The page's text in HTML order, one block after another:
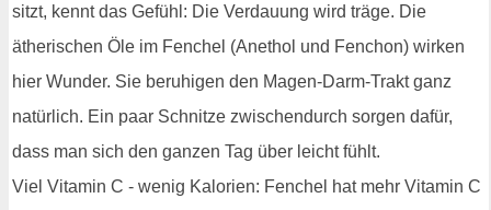
sitzt, kennt das Gefühl: Die Verdauung wird träge. Die
ätherischen Öle im Fenchel (Anethol und Fenchon) wirken
hier Wunder. Sie beruhigen den Magen-Darm-Trakt ganz
natürlich. Ein paar Schnitze zwischendurch sorgen dafür,
dass man sich den ganzen Tag über leicht fühlt.
Viel Vitamin C - wenig Kalorien: Fenchel hat mehr Vitamin C